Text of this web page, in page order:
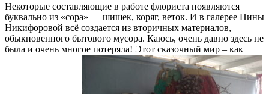
Некоторые составляющие в работе флориста появляются
буквально из «сора» — шишек, коряг, веток. И в галерее Нины
Никифоровой всё создается из вторичных материалов,
обыкновенного бытового мусора. Каюсь, очень давно здесь не
была и очень многое потеряла! Этот сказочный мир – как